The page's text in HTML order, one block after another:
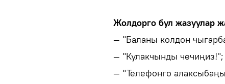
Жолдорго бул жазуулар
— "Баланы колдон
— "Кулакчынды чечиңиз!";
— "Телефонго